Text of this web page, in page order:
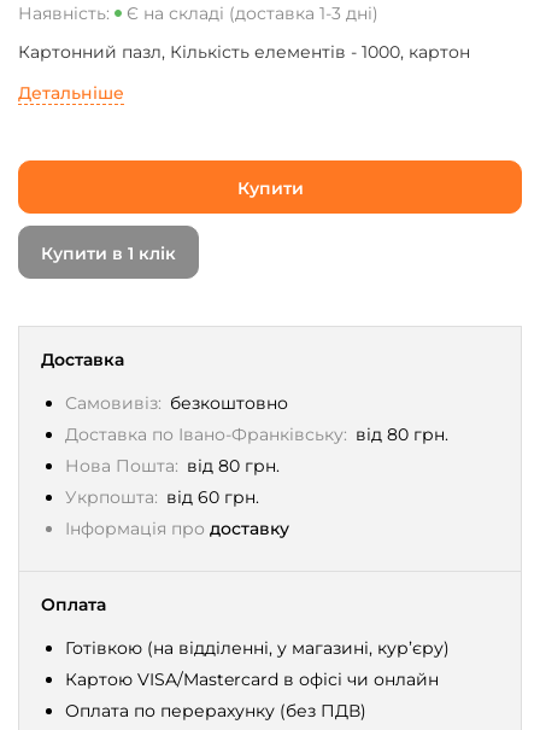
Доставка
Самовивіз: безкоштовно
Доставка по Івано-Франківську: від 80 грн.
Нова Пошта: від 80 грн.
Укрпошта: від 60 грн.
Інформація про доставку
Оплата
Готівкою (на відділенні, у магазині, кур’єру)
Картою VISA/Mastercard в офісі чи онлайн
Оплата по перерахунку (без ПДВ)
Наявність:
Є на складі (доставка 1-3 дні)
Картонний пазл, Кількість елементів - 1000, картон
Детальніше
Купити
Купити в 1 клік